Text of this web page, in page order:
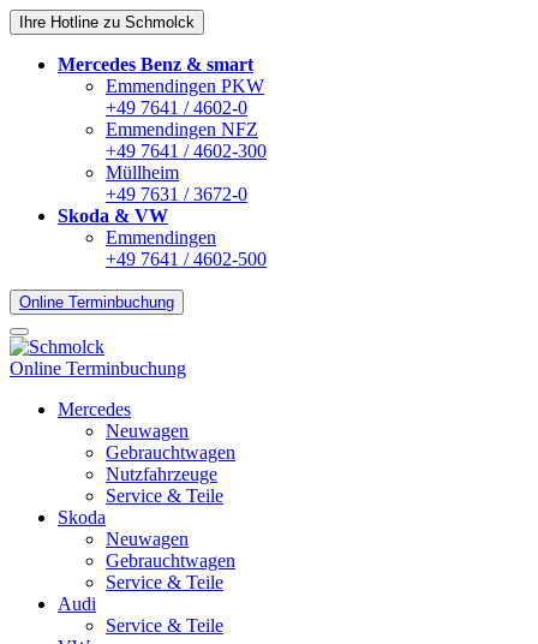
Ihre Hotline zu Schmolck
Mercedes Benz & smart
Emmendingen PKW
+49 7641 / 4602-0
Emmendingen NFZ
+49 7641 / 4602-300
Müllheim
+49 7631 / 3672-0
Skoda & VW
Emmendingen
+49 7641 / 4602-500
Online Terminbuchung
Online Terminbuchung
Mercedes
Neuwagen
Gebrauchtwagen
Nutzfahrzeuge
Service & Teile
Skoda
Neuwagen
Gebrauchtwagen
Service & Teile
Audi
Service & Teile